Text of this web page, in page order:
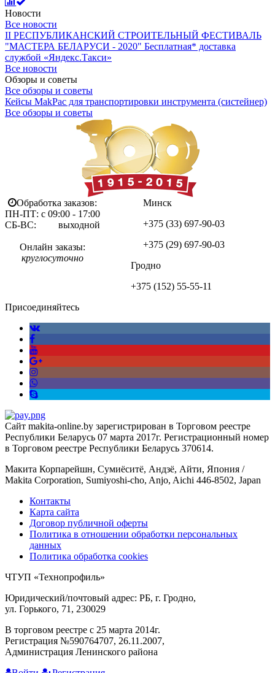
Новости
Все новости
II РЕСПУБЛИКАНСКИЙ СТРОИТЕЛЬНЫЙ ФЕСТИВАЛЬ
"МАСТЕРА БЕЛАРУСИ - 2020" Бесплатная* доставка
службой «Яндекс.Такси»
Все новости
Обзоры и советы
Все обзоры и советы
Кейсы MakPac для транспортировки инструмента (систейнер)
Все обзоры и советы
Обработка заказов:
ПН-ПТ: с 09:00 - 17:00
СБ-ВС: выходной
Онлайн заказы:
круглосуточно
Минск
+375 (33) 697-90-03
+375 (29) 697-90-03
Гродно
+375 (152) 55-55-11
Присоединяйтесь
Сайт makita-online.by зарегистрирован в Торговом реестре
Республики Беларусь 07 марта 2017г. Регистрационный номер
в Торговом реестре Республики Беларусь 370614.
Макита Корпарейшн, Сумиёситё, Андзё, Айти, Япония /
Makita Corporation, Sumiyoshi-cho, Anjo, Aichi 446-8502, Japan
Контакты
Карта сайта
Договор публичной оферты
Политика в отношении обработки персональных
данных
Политика обработка cookies
ЧТУП «Технопрофиль»
Юридический/почтовый адрес: РБ, г. Гродно,
ул. Горького, 71, 230029
В торговом реестре с 25 марта 2014г.
Регистрация №590764707, 26.11.2007,
Администрация Ленинского района